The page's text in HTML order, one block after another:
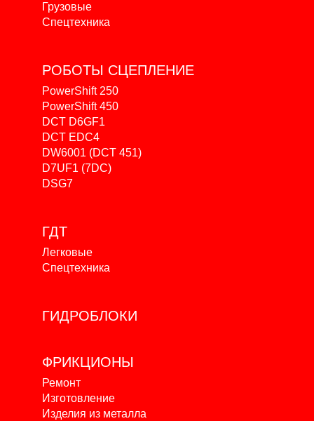
Грузовые
Спецтехника
РОБОТЫ СЦЕПЛЕНИЕ
PowerShift 250
PowerShift 450
DCT D6GF1
DCT EDC4
DW6001 (DCT 451)
D7UF1 (7DC)
DSG7
ГДТ
Легковые
Спецтехника
ГИДРОБЛОКИ
ФРИКЦИОНЫ
Ремонт
Изготовление
Изделия из металла